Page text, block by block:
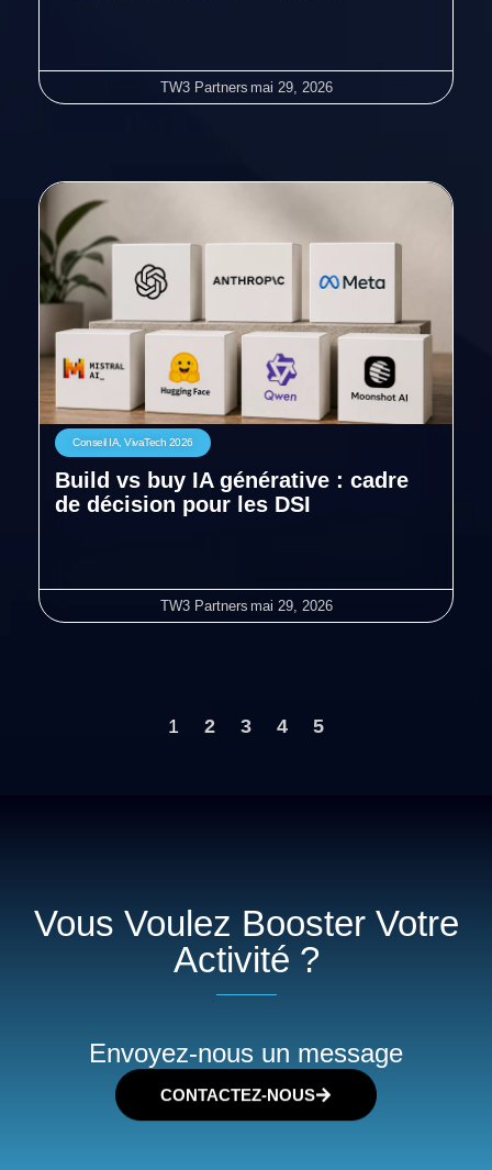
TW3 Partners mai 29, 2026
Conseil IA, VivaTech 2026
Build vs buy IA générative : cadre
de décision pour les DSI
TW3 Partners mai 29, 2026
1 2 3 4 5
Vous Voulez Booster Votre
Activité ?
Envoyez-nous un message
CONTACTEZ-NOUS